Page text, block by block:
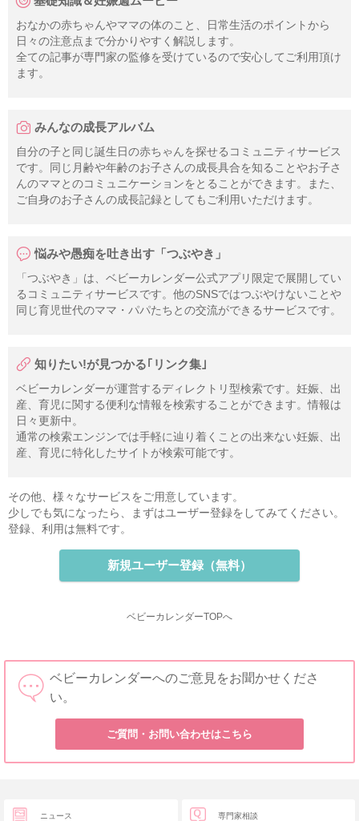
おなかの赤ちゃんやママの体のこと、日常生活のポイントから
日々の注意点まで分かりやすく解説します。
全ての記事が専門家の監修を受けているので安心してご利用頂け
ます。
みんなの成長アルバム
自分の子と同じ誕生日の赤ちゃんを探せるコミュニティサービス
です。同じ月齢や年齢のお子さんの成長具合を知ることやお子さ
んのママとのコミュニケーションをとることができます。また、
ご自身のお子さんの成長記録としてもご利用いただけます。
悩みや愚痴を吐き出す「つぶやき」
「つぶやき」は、ベビーカレンダー公式アプリ限定で展開してい
るコミュニティサービスです。他のSNSではつぶやけないことや
同じ育児世代のママ・パパたちとの交流ができるサービスです。
知りたい!が見つかる｢リンク集｣
ベビーカレンダーが運営するディレクトリ型検索です。妊娠、出
産、育児に関する便利な情報を検索することができます。情報は
日々更新中。
通常の検索エンジンでは手軽に辿り着くことの出来ない妊娠、出
産、育児に特化したサイトが検索可能です。
その他、様々なサービスをご用意しています。
少しでも気になったら、まずはユーザー登録をしてみてください。
登録、利用は無料です。
新規ユーザー登録（無料）
ベビーカレンダーTOPへ
ベビーカレンダーへのご意見をお聞かせくださ
い。
ご質問・お問い合わせはこちら
ニュース 専門家相談